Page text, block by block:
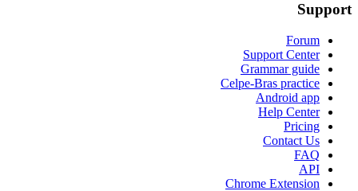
Support
Forum
Support Center
Grammar guide
Celpe-Bras practice
Android app
Help Center
Pricing
Contact Us
FAQ
API
Chrome Extension